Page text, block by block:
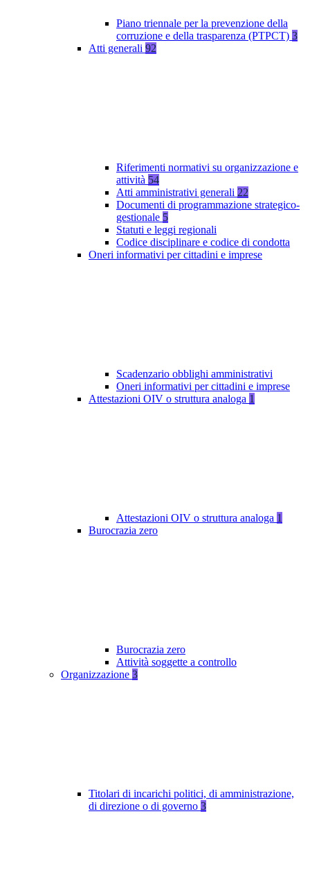
Piano triennale per la prevenzione della
corruzione e della trasparenza (PTPCT) 3
Atti generali 92
Riferimenti normativi su organizzazione e
attività 54
Atti amministrativi generali 22
Documenti di programmazione strategico-
gestionale 5
Statuti e leggi regionali
Codice disciplinare e codice di condotta
Oneri informativi per cittadini e imprese
Scadenzario obblighi amministrativi
Oneri informativi per cittadini e imprese
Attestazioni OIV o struttura analoga 1
Attestazioni OIV o struttura analoga 1
Burocrazia zero
Burocrazia zero
Attività soggette a controllo
Organizzazione 3
Titolari di incarichi politici, di amministrazione,
di direzione o di governo 3